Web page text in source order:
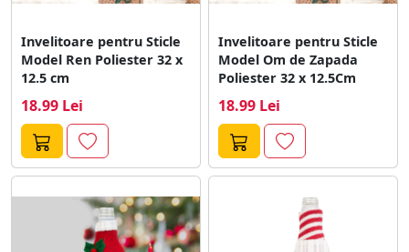
Invelitoare pentru Sticle
Model Ren Poliester 32 x
12.5 cm
18.99 Lei
Invelitoare pentru Sticle
Model Om de Zapada
Poliester 32 x 12.5Cm
18.99 Lei